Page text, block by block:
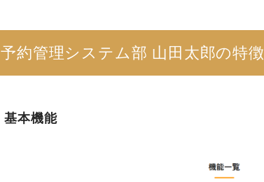
予約管理システム部 山田太郎の特徴
基本機能